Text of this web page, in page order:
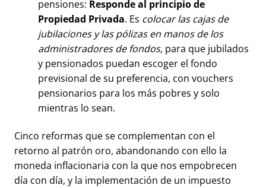
pensiones: Responde al principio de
Propiedad Privada. Es colocar las cajas de
jubilaciones y las pólizas en manos de los
administradores de fondos, para que jubilados
y pensionados puedan escoger el fondo
previsional de su preferencia, con vouchers
pensionarios para los más pobres y solo
mientras lo sean.
Cinco reformas que se complementan con el
retorno al patrón oro, abandonando con ello la
moneda inflacionaria con la que nos empobrecen
día con día, y la implementación de un impuesto